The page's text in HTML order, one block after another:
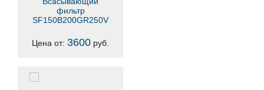
фильтр
SF150B200GR250V
Цена от: 3600 руб.